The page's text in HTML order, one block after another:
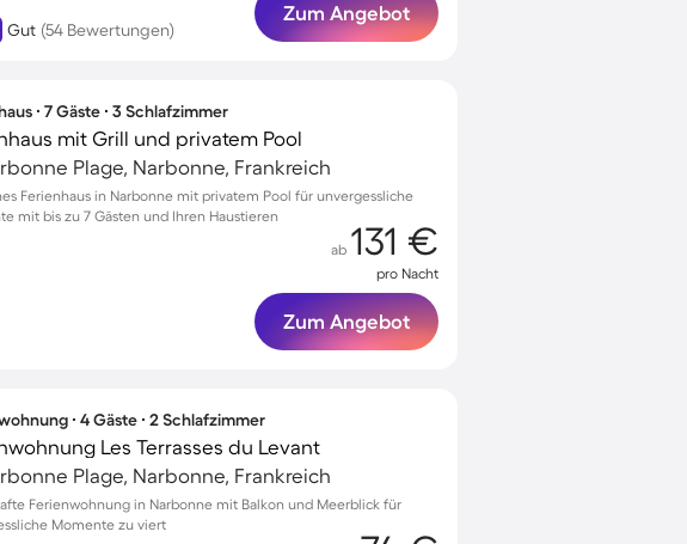
Gut (54 Bewertungen)
Zum Angebot
∙ 7 Gäste ∙ 3 Schlafzimmer
mit Grill und privatem Pool
Plage, Narbonne, Frankreich
Ferienhaus in Narbonne mit privatem Pool für unvergessliche
mit bis zu 7 Gästen und Ihren Haustieren
ab 131 €
pro Nacht
Zum Angebot
∙ 4 Gäste ∙ 2 Schlafzimmer
Les Terrasses du Levant
Plage, Narbonne, Frankreich
Ferienwohnung in Narbonne mit Balkon und Meerblick für
Momente zu viert